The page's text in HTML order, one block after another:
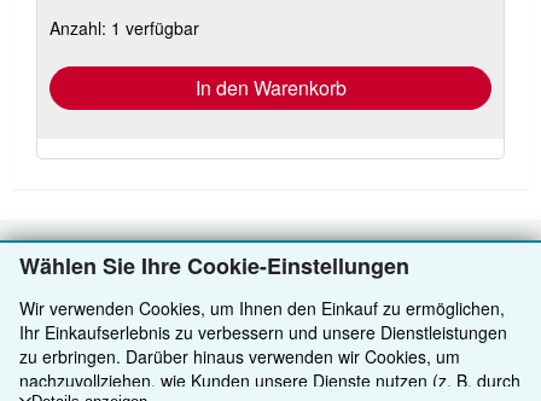
Wählen Sie Ihre Cookie-Einstellungen
Wir verwenden Cookies, um Ihnen den Einkauf zu ermöglichen,
Ihr Einkaufserlebnis zu verbessern und unsere Dienstleistungen
zu erbringen. Darüber hinaus verwenden wir Cookies, um
nachzuvollziehen, wie Kunden unsere Dienste nutzen (z. B. durch
Anzahl: 1 verfügbar
In den Warenkorb
ZURÜCK NACH OBEN
Kaufen
Detailsuche
Anbieten